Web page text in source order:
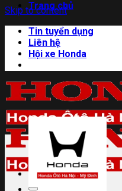
Skip to content
Trang chủ
Tin tuyển dụng
Liên hệ
Hội xe Honda